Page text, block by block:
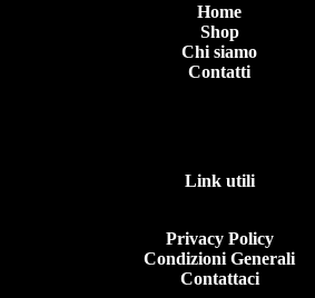
Home
Shop
Chi siamo
Contatti
Link utili
Privacy Policy
Condizioni Generali
Contattaci